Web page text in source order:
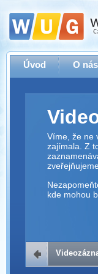
Úvod O nás
Víme, že ne
zajímala. Z
kde mohou